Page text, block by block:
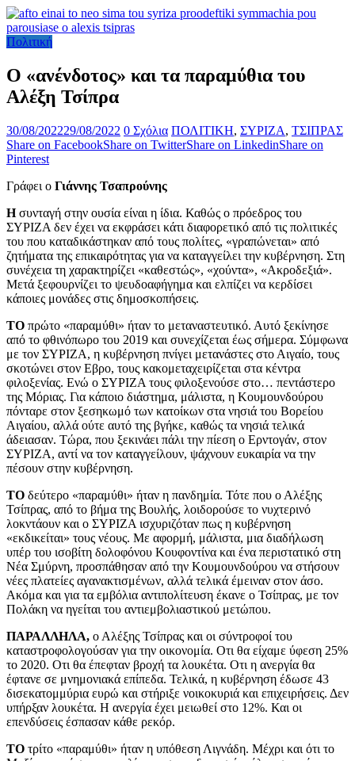
Πολιτική
Ο «ανένδοτος» και τα παραμύθια του
Αλέξη Τσίπρα
30/08/202229/08/2022 0 Σχόλια ΠΟΛΙΤΙΚΗ, ΣΥΡΙΖΑ, ΤΣΙΠΡΑΣ
Share on FacebookShare on TwitterShare on LinkedinShare on
Pinterest
Γράφει ο Γιάννης Τσαπρούνης
Ησυνταγή στην ουσία είναι η ίδια. Καθώς ο πρόεδρος του
ΣΥΡΙΖΑ δεν έχει να εκφράσει κάτι διαφορετικό από τις πολιτικές
του που καταδικάστηκαν από τους πολίτες, «γραπώνεται» από
ζητήματα της επικαιρότητας για να καταγγείλει την κυβέρνηση. Στη
συνέχεια τη χαρακτηρίζει «καθεστώς», «χούντα», «Ακροδεξιά».
Μετά ξεφουρνίζει το ψευδοαφήγημα και ελπίζει να κερδίσει
κάποιες μονάδες στις δημοσκοπήσεις.
ΤΟ πρώτο «παραμύθι» ήταν το μεταναστευτικό. Αυτό ξεκίνησε
από το φθινόπωρο του 2019 και συνεχίζεται έως σήμερα. Σύμφωνα
με τον ΣΥΡΙΖΑ, η κυβέρνηση πνίγει μετανάστες στο Αιγαίο, τους
σκοτώνει στον Εβρο, τους κακομεταχειρίζεται στα κέντρα
φιλοξενίας. Ενώ ο ΣΥΡΙΖΑ τους φιλοξενούσε στο… πεντάστερο
της Μόριας. Για κάποιο διάστημα, μάλιστα, η Κουμουνδούρου
πόνταρε στον ξεσηκωμό των κατοίκων στα νησιά του Βορείου
Αιγαίου, αλλά ούτε αυτό της βγήκε, καθώς τα νησιά τελικά
άδειασαν. Τώρα, που ξεκινάει πάλι την πίεση ο Ερντογάν, στον
ΣΥΡΙΖΑ, αντί να τον καταγγείλουν, ψάχνουν ευκαιρία να την
πέσουν στην κυβέρνηση.
ΤΟ δεύτερο «παραμύθι» ήταν η πανδημία. Τότε που ο Αλέξης
Τσίπρας, από το βήμα της Βουλής, λοιδορούσε το νυχτερινό
λοκντάουν και ο ΣΥΡΙΖΑ ισχυριζόταν πως η κυβέρνηση
«εκδικείται» τους νέους. Με αφορμή, μάλιστα, μια διαδήλωση
υπέρ του ισοβίτη δολοφόνου Κουφοντίνα και ένα περιστατικό στη
Νέα Σμύρνη, προσπάθησαν από την Κουμουνδούρου να στήσουν
νέες πλατείες αγανακτισμένων, αλλά τελικά έμειναν στον άσο.
Ακόμα και για τα εμβόλια αντιπολίτευση έκανε ο Τσίπρας, με τον
Πολάκη να ηγείται του αντιεμβολιαστικού μετώπου.
ΠΑΡΑΛΛΗΛΑ, ο Αλέξης Τσίπρας και οι σύντροφοί του
καταστροφολογούσαν για την οικονομία. Οτι θα είχαμε ύφεση 25%
το 2020. Οτι θα έπεφταν βροχή τα λουκέτα. Οτι η ανεργία θα
έφτανε σε μνημονιακά επίπεδα. Τελικά, η κυβέρνηση έδωσε 43
δισεκατομμύρια ευρώ και στήριξε νοικοκυριά και επιχειρήσεις. Δεν
υπήρξαν λουκέτα. Η ανεργία έχει μειωθεί στο 12%. Και οι
επενδύσεις έσπασαν κάθε ρεκόρ.
ΤΟ τρίτο «παραμύθι» ήταν η υπόθεση Λιγνάδη. Μέχρι και ότι το